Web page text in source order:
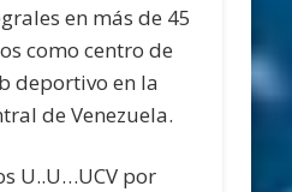
en más de 45
como centro de
deportivo en la
de Venezuela.
U..U…UCV por